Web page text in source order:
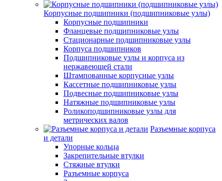
Корпусные подшипники (подшипниковые узлы)
Корпусные подшипники
Фланцевые подшипниковые узлы
Стационарные подшипниковые узлы
Корпуса подшипников
Подшипниковые узлы и корпуса из
нержавеющей стали
Штампованные корпусные узлы
Кассетные подшипниковые узлы
Подвесные подшипниковые узлы
Натяжные подшипниковые узлы
Роликоподшипниковые узлы для
метрических валов
Разъемные корпуса
и детали
Упорные кольца
Закрепительные втулки
Стяжные втулки
Разъемные корпуса